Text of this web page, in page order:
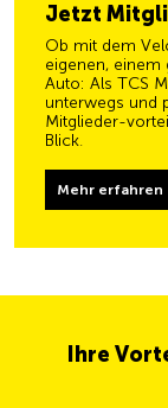
Jetzt
Ob mit dem
eigenen, einem
Auto: Als TCS
unterwegs und
Mitglieder-
Blick.
Mehr erfahren
Ihre